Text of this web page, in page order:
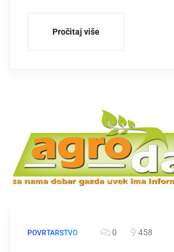
Pročitaj više
POVRTARSTVO 0 458